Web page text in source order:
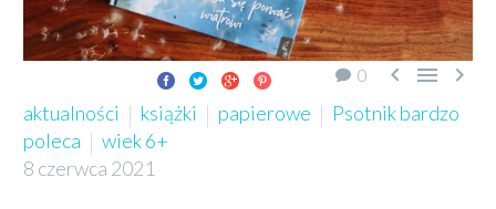
0   
aktualności książki papierowe
Psotnik bardzo
poleca
wiek 6+
8 czerwca 2021